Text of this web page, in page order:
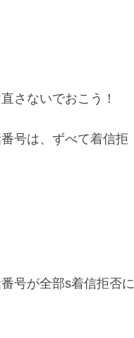
さないでおこう！
号は、ずべて着信拒
号が全部s着信拒否に